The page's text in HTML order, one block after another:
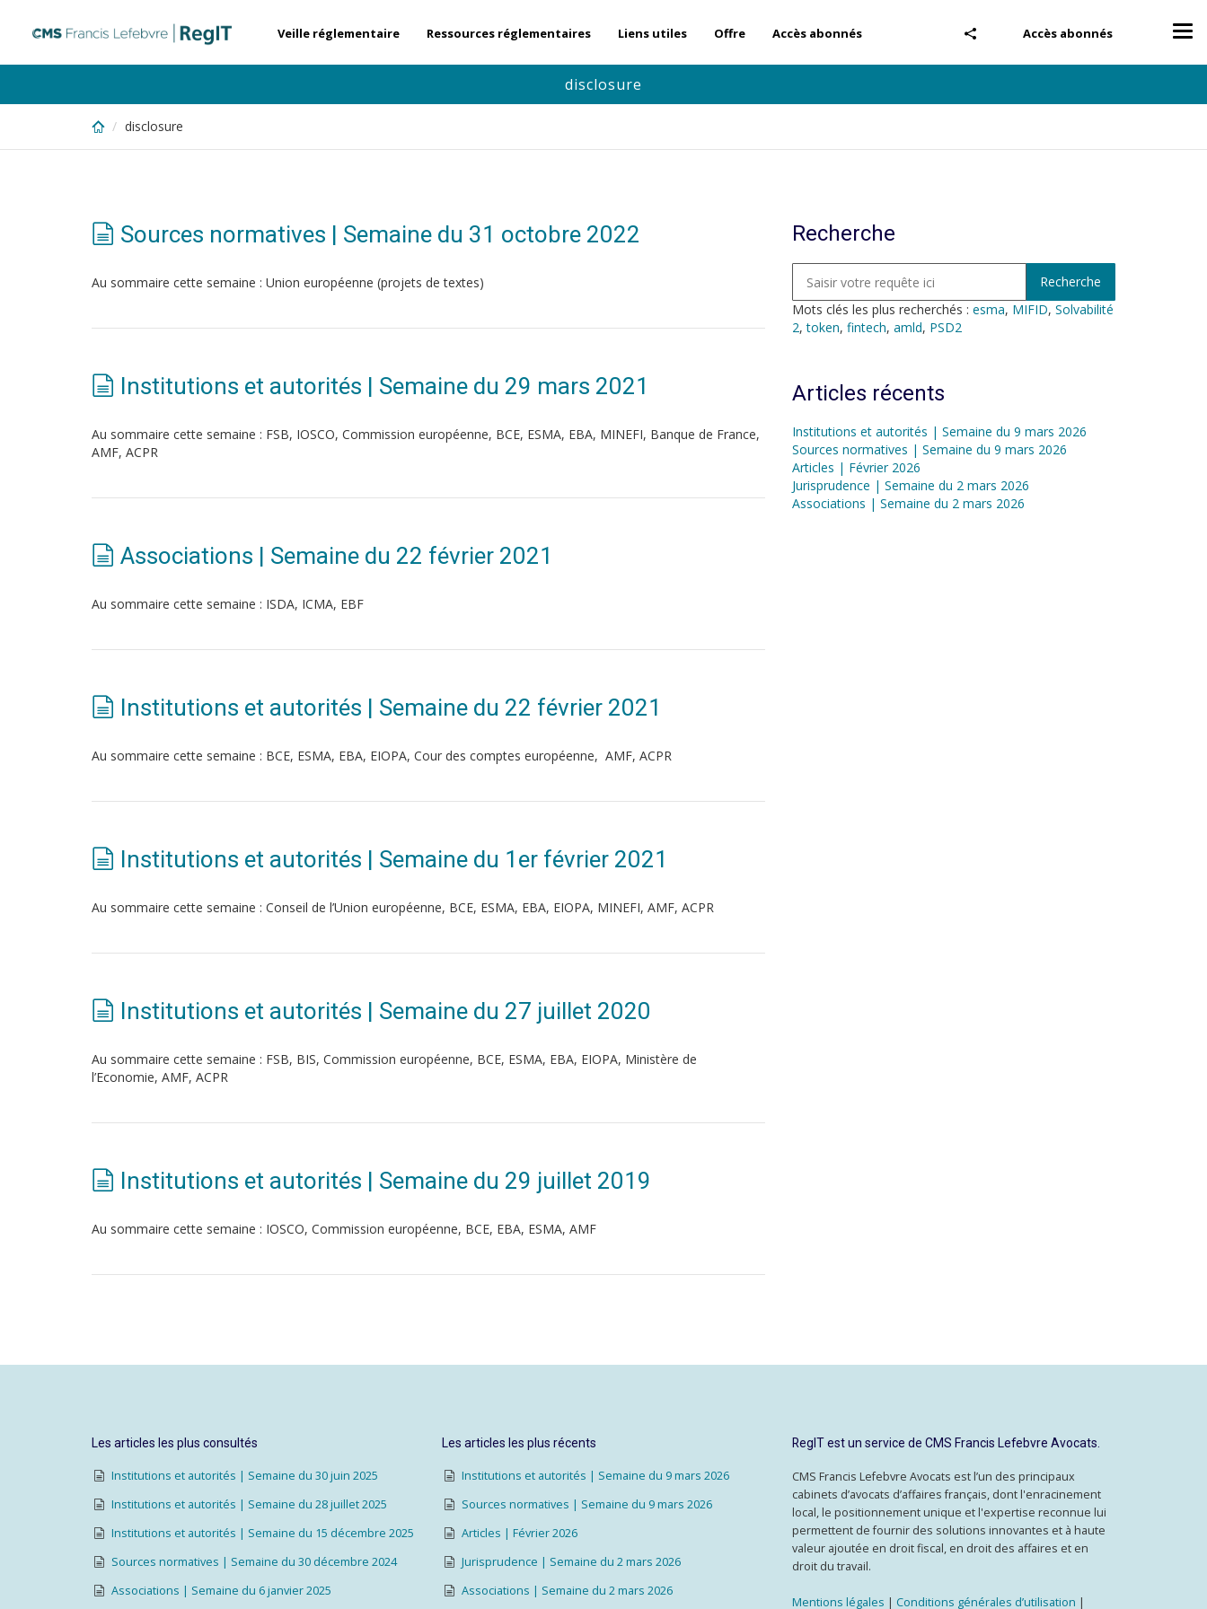
content
Accès abonnés
Veille réglementaire Ressources réglementaires Liens utiles Offre Accès abonnés
disclosure
disclosure
Sources normatives | Semaine du 31 octobre 2022
Au sommaire cette semaine : Union européenne (projets de textes)
Institutions et autorités | Semaine du 29 mars 2021
Au sommaire cette semaine : FSB, IOSCO, Commission européenne, BCE, ESMA, EBA, MINEFI, Banque de France,
AMF, ACPR
Associations | Semaine du 22 février 2021
Au sommaire cette semaine : ISDA, ICMA, EBF
Institutions et autorités | Semaine du 22 février 2021
Au sommaire cette semaine : BCE, ESMA, EBA, EIOPA, Cour des comptes européenne, AMF, ACPR
Institutions et autorités | Semaine du 1er février 2021
Au sommaire cette semaine : Conseil de l’Union européenne, BCE, ESMA, EBA, EIOPA, MINEFI, AMF, ACPR
Institutions et autorités | Semaine du 27 juillet 2020
Au sommaire cette semaine : FSB, BIS, Commission européenne, BCE, ESMA, EBA, EIOPA, Ministère de
l’Economie, AMF, ACPR
Institutions et autorités | Semaine du 29 juillet 2019
Au sommaire cette semaine : IOSCO, Commission européenne, BCE, EBA, ESMA, AMF
Recherche
Mots clés les plus recherchés : esma, MIFID, Solvabilité
2,token, fintech, amld, PSD2
Articles récents
Institutions et autorités | Semaine du 9 mars 2026
Sources normatives | Semaine du 9 mars 2026
Articles | Février 2026
Jurisprudence | Semaine du 2 mars 2026
Associations | Semaine du 2 mars 2026
Les articles les plus consultés
Institutions et autorités | Semaine du 30 juin 2025
Institutions et autorités | Semaine du 28 juillet 2025
Institutions et autorités | Semaine du 15 décembre 2025
Sources normatives | Semaine du 30 décembre 2024
Associations | Semaine du 6 janvier 2025
Les articles les plus récents
Institutions et autorités | Semaine du 9 mars 2026
Sources normatives | Semaine du 9 mars 2026
Articles | Février 2026
Jurisprudence | Semaine du 2 mars 2026
Associations | Semaine du 2 mars 2026
RegIT est un service de CMS Francis Lefebvre Avocats.
CMS Francis Lefebvre Avocats est l’un des principaux
cabinets d’avocats d’affaires français, dont l'enracinement
local, le positionnement unique et l'expertise reconnue lui
permettent de fournir des solutions innovantes et à haute
valeur ajoutée en droit fiscal, en droit des affaires et en
droit du travail.
Mentions légales | Conditions générales d’utilisation |